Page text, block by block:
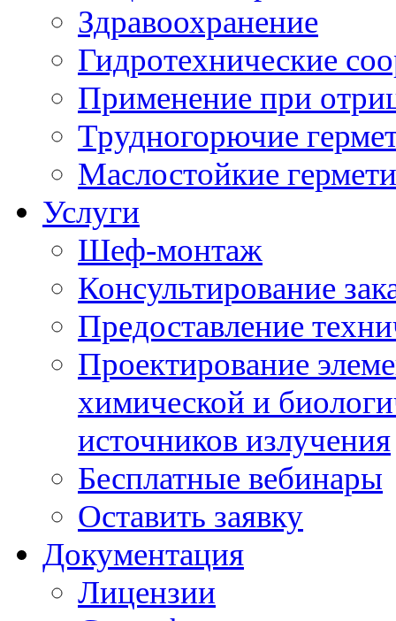
Здравоохранение
Гидротехнические
Применение при
Трудногорючие
Маслостойкие
Услуги
Шеф-монтаж
Консультирование
Предоставление
Проектирование
химической и
источников излучения
Бесплатные вебинары
Оставить заявку
Документация
Лицензии